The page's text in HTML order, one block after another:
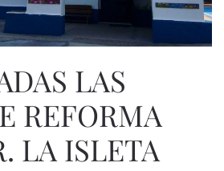
LAS
REFORMA
LA ISLETA